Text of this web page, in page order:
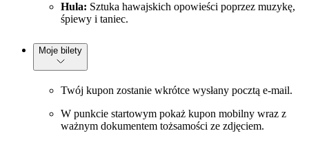
Hula: Sztuka hawajskich opowieści poprzez muzykę,
śpiewy i taniec.
Moje bilety
Twój kupon zostanie wkrótce wysłany pocztą e-mail.
W punkcie startowym pokaż kupon mobilny wraz z
ważnym dokumentem tożsamości ze zdjęciem.